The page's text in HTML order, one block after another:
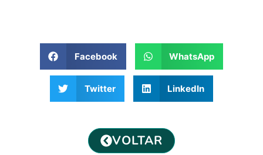
Facebook WhatsApp
Twitter LinkedIn
VOLTAR